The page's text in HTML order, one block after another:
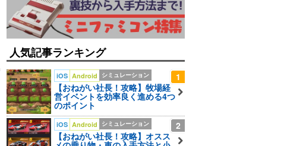
人気記事ランキング
1
iOS Android シミュレーション
【おねがい社長！攻略】牧場経
営イベントを効率良く進める4つ
のポイント
2
iOS Android シミュレーション
【おねがい社長！攻略】オスス